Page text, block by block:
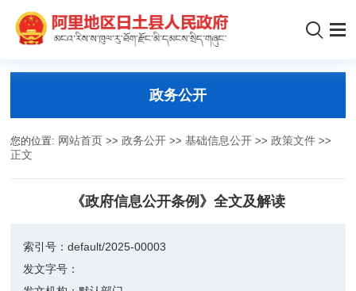
政务公开
您的位置: 网站首页 >>政务公开 >>基础信息公开 >>政策文件 >>
正文
《政府信息公开条例》全文及解读
索引号：default/2025-00003
发文字号：